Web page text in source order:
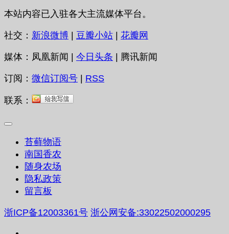
本站内容已入驻各大主流媒体平台。
社交： 新浪微博 豆瓣小站 花瓣网
媒体：凤凰新闻 | 今日头条 | 腾讯新闻
订阅： 微信订阅号 RSS
联系：
苔藓物语
南国香农
随身农场
隐私政策
留言板
浙ICP备12003361号 浙公网安备:33022502000295